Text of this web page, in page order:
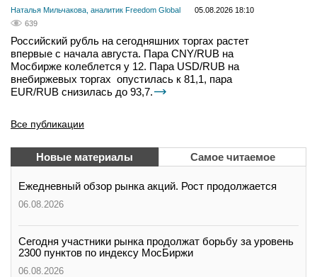
Наталья Мильчакова, аналитик Freedom Global
05.08.2026 18:10
639
Российский рубль на сегодняшних торгах растет
впервые с начала августа. Пара CNY/RUB на
Мосбирже колеблется у 12. Пара USD/RUB на
внебиржевых торгах опустилась к 81,1, пара
EUR/RUB снизилась до 93,7.
Все публикации
Новые материалы Самое читаемое
Ежедневный обзор рынка акций. Рост продолжается
06.08.2026
Сегодня участники рынка продолжат борьбу за уровень
2300 пунктов по индексу МосБиржи
06.08.2026